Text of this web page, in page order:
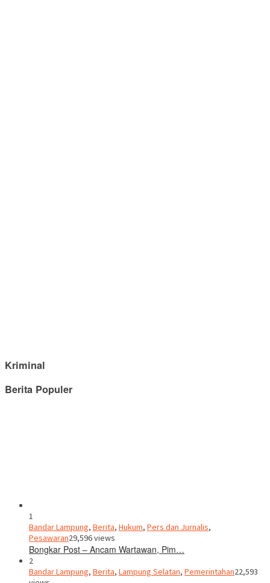
Kriminal
Berita Populer
1
Bandar Lampung, Berita, Hukum, Pers dan Jurnalis,
Pesawaran29,596 views
Bongkar Post – Ancam Wartawan, Pim…
2
Bandar Lampung, Berita, Lampung Selatan, Pemerintahan22,593